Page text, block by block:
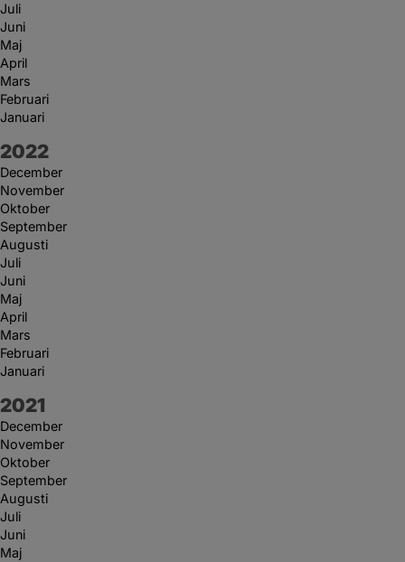
Juli
Juni
Maj
April
Mars
Februari
Januari
År:
2022
December
November
Oktober
September
Augusti
Juli
Juni
Maj
April
Mars
Februari
Januari
År:
2021
December
November
Oktober
September
Augusti
Juli
Juni
Maj